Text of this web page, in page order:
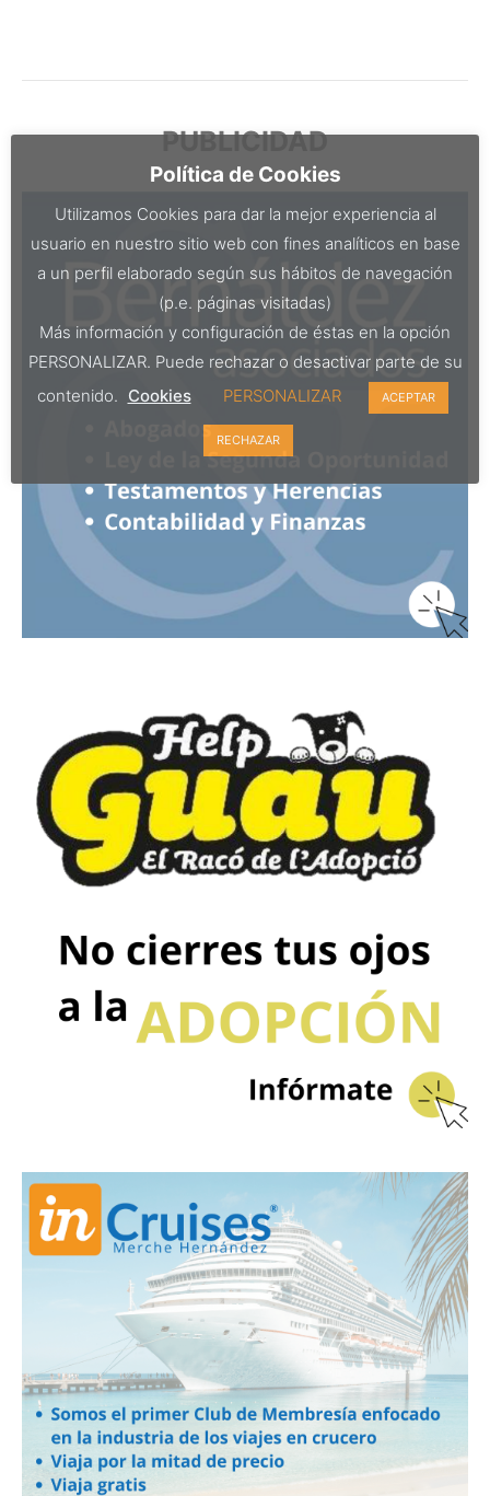
PUBLICIDAD
Política de Cookies
Utilizamos Cookies para dar la mejor experiencia al
usuario en nuestro sitio web con fines analíticos en base
a un perfil elaborado según sus hábitos de navegación
(p.e. páginas visitadas)
Más información y configuración de éstas en la opción
PERSONALIZAR. Puede rechazar o desactivar parte de su
contenido. Cookies PERSONALIZAR ACEPTAR
RECHAZAR